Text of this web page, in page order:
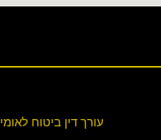
עורך דין ביטוח לאומי